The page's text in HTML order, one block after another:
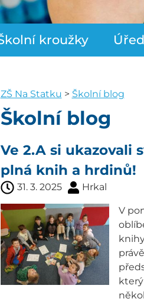
kroužky
ZŠ Na Statku > Školní blog
Školní blog
Ve 2.A si ukazovali
plná knih a hrdinů!
31. 3. 2025 Hrkal
V